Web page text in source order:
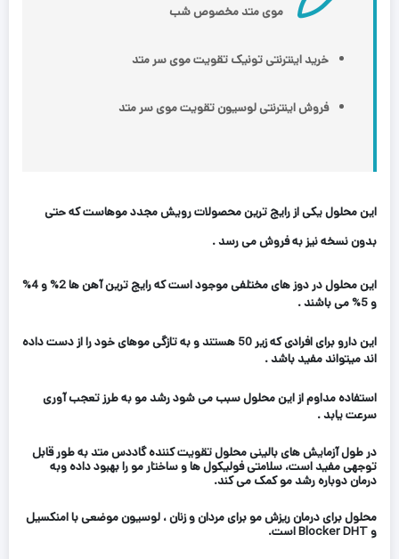
موی متد مخصوص شب
خرید اینترنتی تونیک تقویت موی سر متد
فروش اینترنتی لوسیون تقویت موی سر متد
این محلول یکی از رایج ترین محصولات رویش مجدد موهاست که حتی
بدون نسخه نیز به فروش می رسد .
این محلول در دوز های مختلفی موجود است که رایج ترین آهن ها 2% و 4%
و 5% می باشند .
این دارو برای افرادی که زیر 50 هستند و به تازگی موهای خود را از دست داده
اند میتواند مفید باشد .
استفاده مداوم از این محلول سبب می شود رشد مو به طرز تعجب آوری
سرعت یابد .
در طول آزمایش های بالینی محلول تقویت کننده گاددسمتدبه طور قابل
توجهی مفید است، سلامتی فولیکول ها و ساختار مو را بهبود داده وبه
درمان دوباره رشد مو کمک می کند.
محلول برای درمان ریزش مو برای مردان و زنان ، لوسیون موضعی با امنکسیل
و Blocker DHT است.